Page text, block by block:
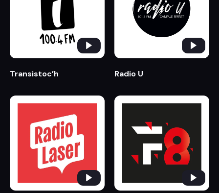
Transistoc’h Radio U